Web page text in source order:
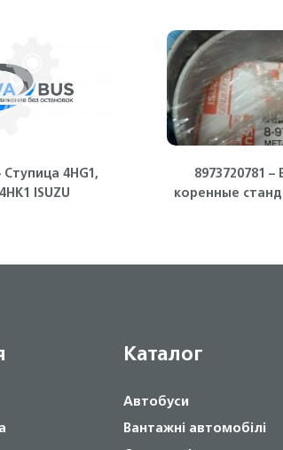
Ступица 4HG1,
ISUZU
8973720781
коренные
Каталог
Автобуси
Вантажні автомобілі